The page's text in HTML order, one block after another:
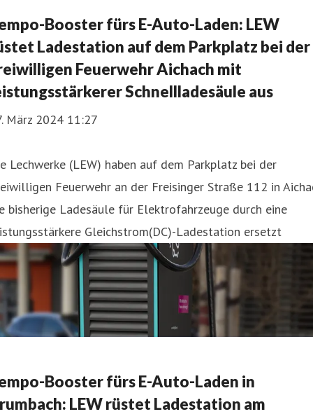
Booster fürs E-Auto-Laden: LEW
Ladestation auf dem Parkplatz bei der
Feuerwehr Aichach mit
Schnellladesäule aus
März 2024 11:27
Lechwerke (LEW) haben auf dem Parkplatz bei der
Feuerwehr an der Freisinger Straße 112 in
bisherige Ladesäule für Elektrofahrzeuge durch eine
Gleichstrom(DC)-Ladestation ersetzt
Booster fürs E-Auto-Laden in
LEW rüstet Ladestation am